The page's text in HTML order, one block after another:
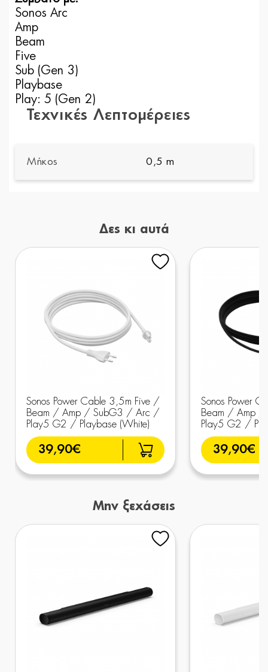
Sonos Arc
Amp
Beam
Five
Sub (Gen 3)
Playbase
Play: 5 (Gen 2)
Τεχνικές Λεπτομέρειες
Μήκος 0,5 m
Δες κι αυτά
Sonos Power Cable 3,5m Five /
Beam / Amp / SubG3 / Arc /
Play5 G2 / Playbase (White)
39,90€
Sonos Power
Beam / Amp
Play5 G2 /
39,90€
Μην ξεχάσεις